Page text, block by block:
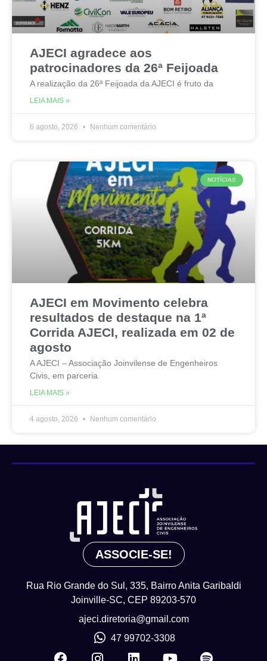
AJECI agradece aos
patrocinadores da 26ª Feijoada
A realização da 26ª Feijoada da AJECI é fruto da
LEIA MAIS »
6 agosto, 2026 Nenhum comentário
NOTÍCIAS
AJECI em Movimento celebra
resultados de destaque na 1ª
Corrida AJECI, realizada em 02 de
agosto
A AJECI – Associação Joinvilense de Engenheiros
Civis, em parceria
LEIA MAIS »
4 agosto, 2026 Nenhum comentário
ASSOCIE-SE!
Rua Rio Grande do Sul, 335, Bairro Anita Garibaldi
Joinville-SC, CEP 89203-570
ajeci.diretoria@gmail.com
47 99702-3308